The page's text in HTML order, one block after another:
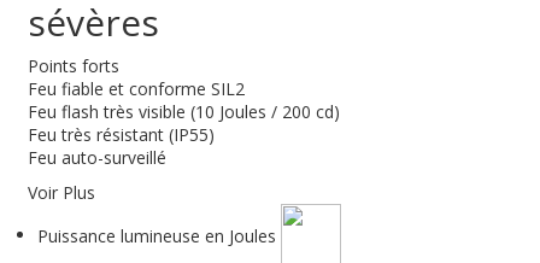
sévères
Points forts
Feu fiable et conforme SIL2
Feu flash très visible (10 Joules / 200 cd)
Feu très résistant (IP55)
Feu auto-surveillé
Voir Plus
Puissance lumineuse en Joules